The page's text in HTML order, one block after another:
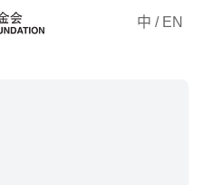
中 / EN